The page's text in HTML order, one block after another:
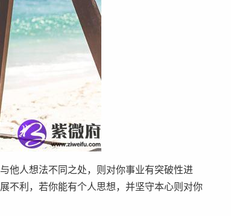
他人想法不同之处，则对你事业有突破性进
不利，若你能有个人思想，并坚守本心则对你